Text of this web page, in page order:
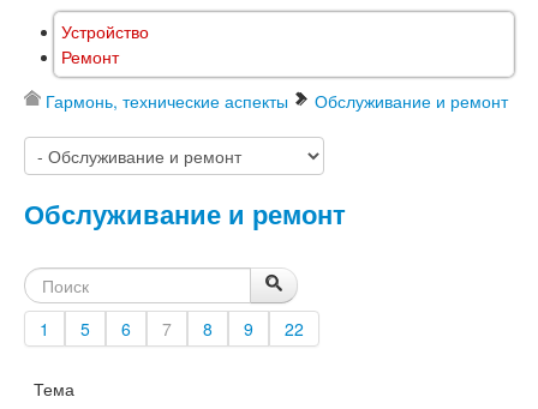
Устройство
Ремонт
Гармонь, технические аспекты Обслуживание и ремонт
Обслуживание и ремонт
1 5 6 7 8 9 22
Тема